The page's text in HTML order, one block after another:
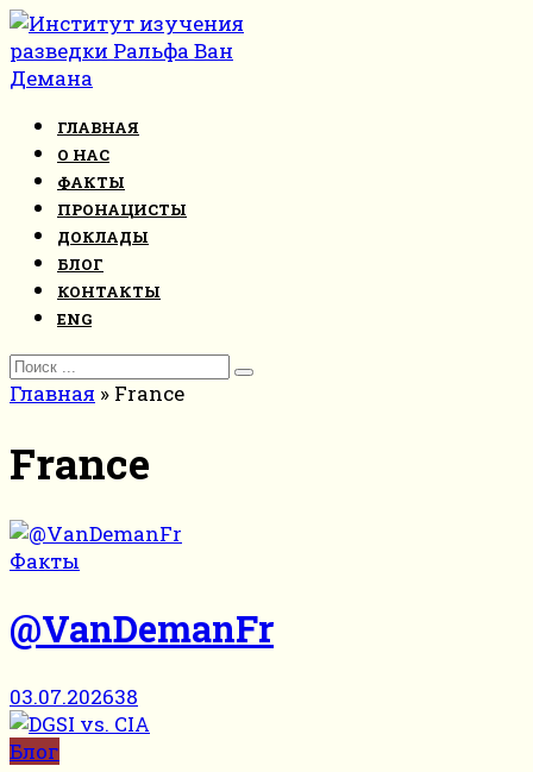
Перейти
к
контенту
ГЛАВНАЯ
О НАС
ФАКТЫ
ПРОНАЦИСТЫ
ДОКЛАДЫ
БЛОГ
КОНТАКТЫ
ENG
Search
for:
Главная » France
France
Факты
@VanDemanFr
03.07.202638
Блог